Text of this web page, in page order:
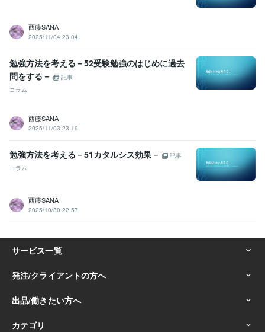
西藤SANA
2025/11/04 23:04
勉強方法を考える－52受験勉強のはじめに過去
問をする－
記事
コラム
西藤SANA
2025/11/03 23:19
勉強方法を考える－51カタルシス効果－
記事
コラム
西藤SANA
2025/10/30 22:57